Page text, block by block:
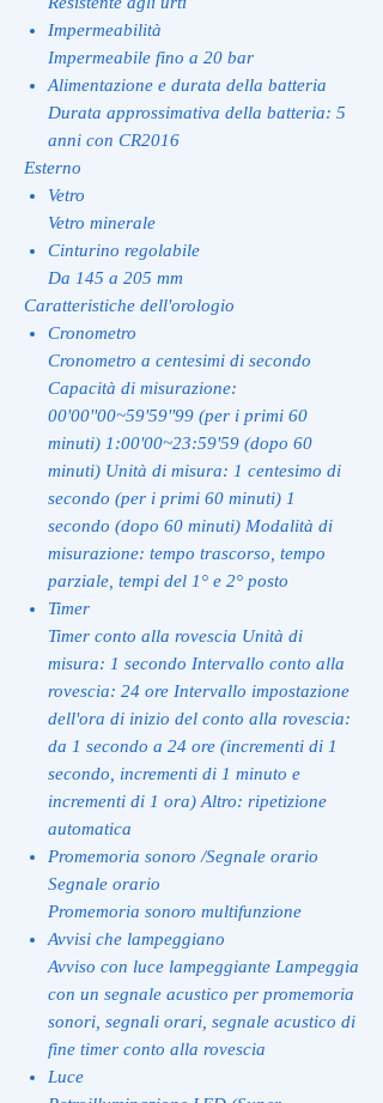
Impermeabilità
Impermeabile fino a 20 bar
Alimentazione e durata della batteria
Durata approssimativa della batteria: 5
anni con CR2016
Esterno
Vetro
Vetro minerale
Cinturino regolabile
Da 145 a 205 mm
Caratteristiche dell'orologio
Cronometro
Cronometro a centesimi di secondo
Capacità di misurazione:
00'00''00~59'59''99 (per i primi 60
minuti) 1:00'00~23:59'59 (dopo 60
minuti) Unità di misura: 1 centesimo di
secondo (per i primi 60 minuti) 1
secondo (dopo 60 minuti) Modalità di
misurazione: tempo trascorso, tempo
parziale, tempi del 1° e 2° posto
Timer
Timer conto alla rovescia Unità di
misura: 1 secondo Intervallo conto alla
rovescia: 24 ore Intervallo impostazione
dell'ora di inizio del conto alla rovescia:
da 1 secondo a 24 ore (incrementi di 1
secondo, incrementi di 1 minuto e
incrementi di 1 ora) Altro: ripetizione
automatica
Promemoria sonoro /Segnale orario
Segnale orario
Promemoria sonoro multifunzione
Avvisi che lampeggiano
Avviso con luce lampeggiante Lampeggia
con un segnale acustico per promemoria
sonori, segnali orari, segnale acustico di
fine timer conto alla rovescia
Luce